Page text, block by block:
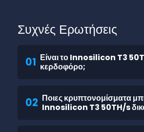
Συχνές Ερωτήσεις
01 Είναι το Innosilicon T3
κερδοφόρο;
02 Ποιες κρυπτονομίσματα
Innosilicon T3 50TH/s